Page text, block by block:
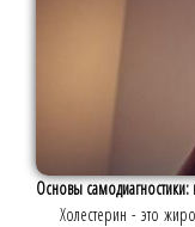
Основы самодиагностики:
Холестерин - это